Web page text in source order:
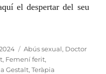
el despertar del seu
Categories
Abús sexual, Doctor
, Femení ferit,
Gestalt,Teràpia